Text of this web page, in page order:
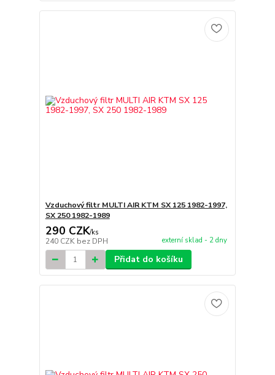
Vzduchový filtr MULTI AIR KTM SX 125 1982-1997,
SX 250 1982-1989
290 CZK/ks
240 CZK bez DPH externí sklad - 2 dny
Přidat do košíku